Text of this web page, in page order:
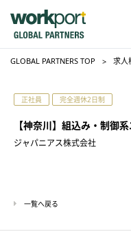
GLOBAL PARTNERS TOP 求人
正社員 完全週休2日制
【神奈川】組込み・制御
ジャパニアス株式会社
一覧へ戻る